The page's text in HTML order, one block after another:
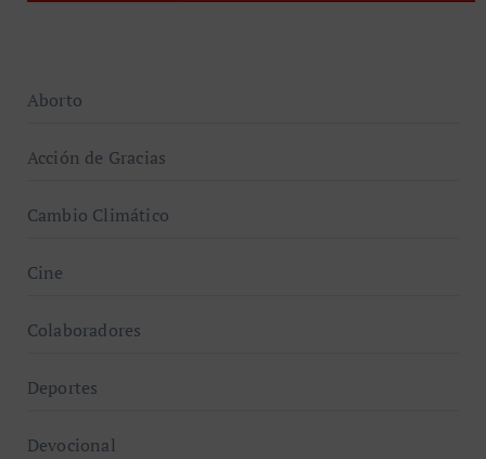
Aborto
Acción de Gracias
Cambio Climático
Cine
Colaboradores
Deportes
Devocional